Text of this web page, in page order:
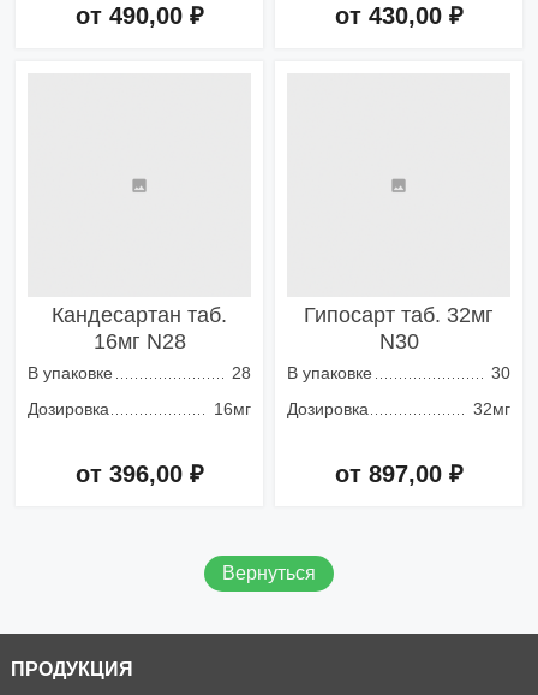
от 490,00 ₽ от 430,00 ₽
Кандесартан таб.
16мг N28
В упаковке
28
Дозировка
16мг
от 396,00 ₽
Гипосарт таб. 32мг
N30
В упаковке
30
Дозировка
32мг
от 897,00 ₽
Вернуться
ПРОДУКЦИЯ